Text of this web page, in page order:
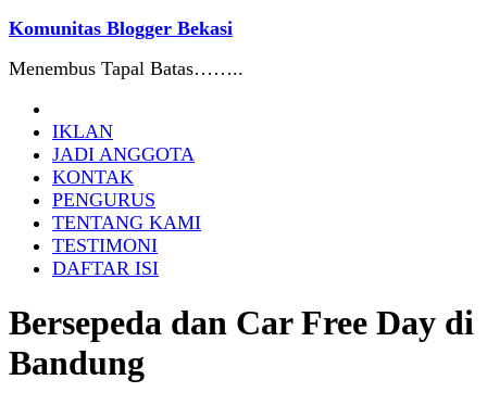
Komunitas Blogger Bekasi
Menembus Tapal Batas……..
IKLAN
JADI ANGGOTA
KONTAK
PENGURUS
TENTANG KAMI
TESTIMONI
DAFTAR ISI
Bersepeda dan Car Free Day di
Bandung